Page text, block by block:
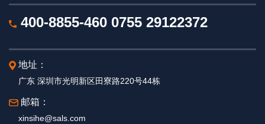
400-8855-460 0755 29122372
地址：
广东 深圳市光明新区田寮路220号44栋
邮箱：
xinsihe@sals.com